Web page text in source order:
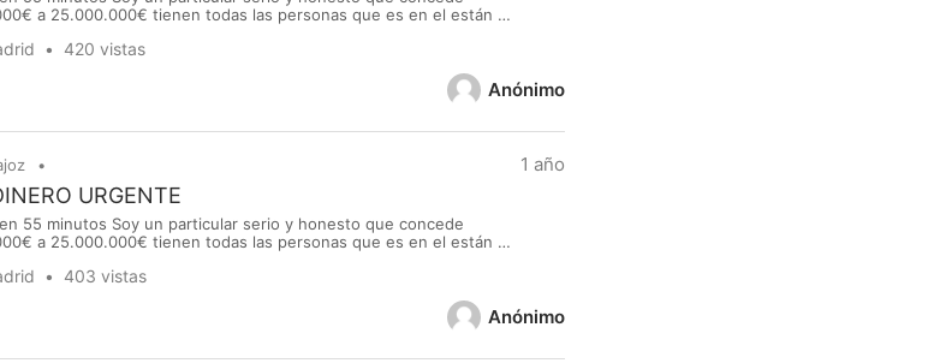
Anónimo
a 25.000.000€ tienen todas las personas que es en el están a
Le ruego que uste...
420 vistas
Anónimo
1 año
URGENTE
55 minutos Soy un particular serio y honesto que concede
a 25.000.000€ tienen todas las personas que es en el están a
Le ruego que uste...
403 vistas